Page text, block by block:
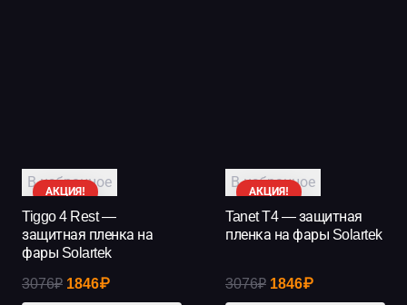
АКЦИЯ!
В избранное
Tiggo 4 Rest —
защитная пленка на
фары Solartek
3076₽ Первоначальная
1846₽Текущая
АКЦИЯ!
В избранное
Tanet T4 — защитная
пленка на фары Solartek
3076₽ Первоначальная
1846₽Текущая